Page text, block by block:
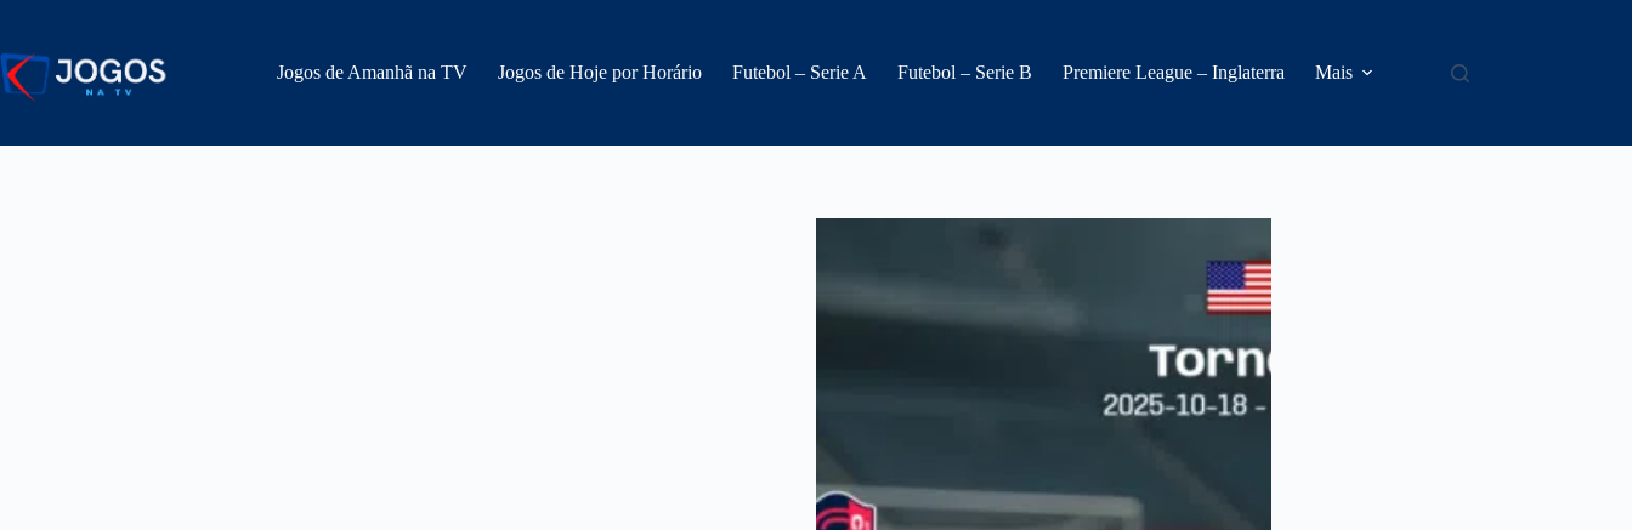
o
conteúdo
Jogos de Amanhã na TV Jogos de Hoje por Horário Futebol – Serie A Futebol – Serie B Premiere League – Inglaterra Mais